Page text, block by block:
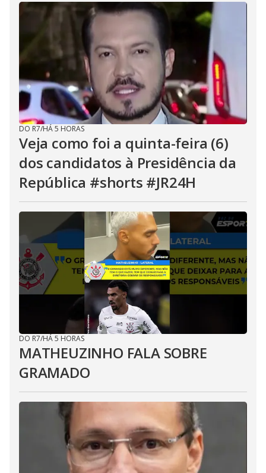
DO R7/HÁ 5 HORAS
Veja como foi a quinta-feira (6)
dos candidatos à Presidência da
República #shorts #JR24H
DO R7/HÁ 5 HORAS
MATHEUZINHO FALA SOBRE
GRAMADO